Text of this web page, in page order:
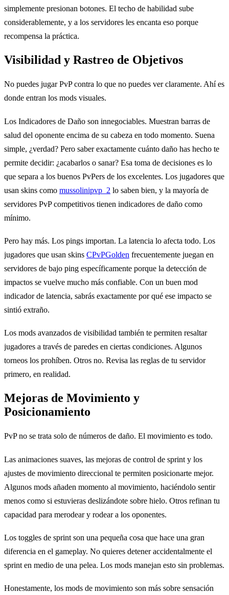
simplemente presionan botones. El techo de habilidad sube
considerablemente, y a los servidores les encanta eso porque
recompensa la práctica.
Visibilidad y Rastreo de Objetivos
No puedes jugar PvP contra lo que no puedes ver claramente. Ahí es
donde entran los mods visuales.
Los Indicadores de Daño son innegociables. Muestran barras de
salud del oponente encima de su cabeza en todo momento. Suena
simple, ¿verdad? Pero saber exactamente cuánto daño has hecho te
permite decidir: ¿acabarlos o sanar? Esa toma de decisiones es lo
que separa a los buenos PvPers de los excelentes. Los jugadores que
usan skins como mussolinipvp_2 lo saben bien, y la mayoría de
servidores PvP competitivos tienen indicadores de daño como
mínimo.
Pero hay más. Los pings importan. La latencia lo afecta todo. Los
jugadores que usan skins CPvPGolden frecuentemente juegan en
servidores de bajo ping específicamente porque la detección de
impactos se vuelve mucho más confiable. Con un buen mod
indicador de latencia, sabrás exactamente por qué ese impacto se
sintió extraño.
Los mods avanzados de visibilidad también te permiten resaltar
jugadores a través de paredes en ciertas condiciones. Algunos
torneos los prohíben. Otros no. Revisa las reglas de tu servidor
primero, en realidad.
Mejoras de Movimiento y
Posicionamiento
PvP no se trata solo de números de daño. El movimiento es todo.
Las animaciones suaves, las mejoras de control de sprint y los
ajustes de movimiento direccional te permiten posicionarte mejor.
Algunos mods añaden momento al movimiento, haciéndolo sentir
menos como si estuvieras deslizándote sobre hielo. Otros refinan tu
capacidad para merodear y rodear a los oponentes.
Los toggles de sprint son una pequeña cosa que hace una gran
diferencia en el gameplay. No quieres detener accidentalmente el
sprint en medio de una pelea. Los mods manejan esto sin problemas.
Honestamente, los mods de movimiento son más sobre sensación